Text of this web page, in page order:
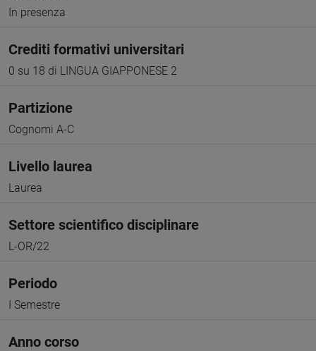
In presenza
Crediti formativi universitari
0 su 18 di LINGUA GIAPPONESE 2
Partizione
Cognomi A-C
Livello laurea
Laurea
Settore scientifico disciplinare
L-OR/22
Periodo
I Semestre
Anno corso